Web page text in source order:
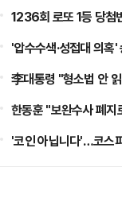
1236회 로또 1등 당첨
'압수수색·성접대 의혹
李대통령 "형소법 안
한동훈 "보완수사 폐
'코인 아닙니다'…코스